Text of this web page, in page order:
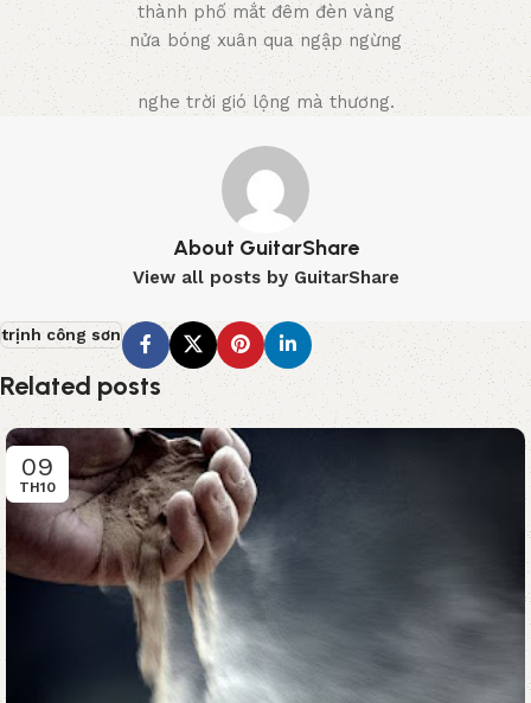
thành phố mắt đêm đèn vàng
nửa bóng xuân qua ngập ngừng
nghe trời gió lộng mà thương.
About GuitarShare
View all posts by GuitarShare
trịnh công sơn
Related posts
09
TH10